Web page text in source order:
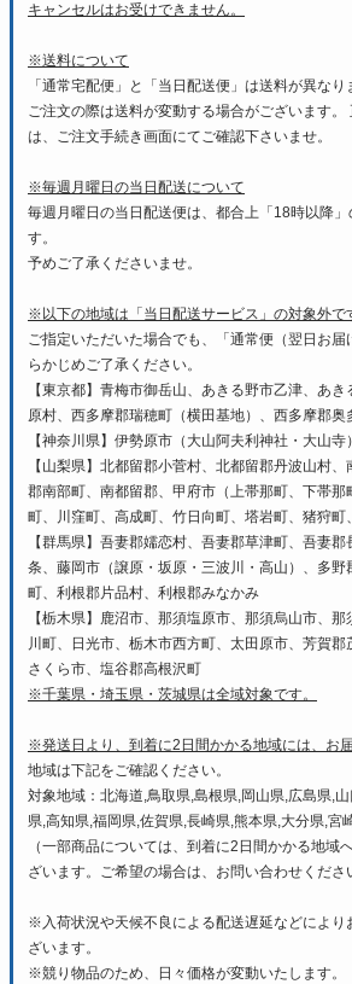
キャンセルはお受けできません。
※送料について
「通常宅配便」と「当日配送便」は送料が異な
ご注文の際は送料が変動する場合がございます。
は、ご注文手続き画面にてご確認下さいませ。
※毎週月曜日の当日配送について
毎週月曜日の当日配送便は、都合上「18時以降」
す。
予めご了承くださいませ。
※以下の地域は「当日配送サービス」の対象外で
ご指定いただいた場合でも、「通常便（翌日お届
らかじめご了承ください。
【東京都】青梅市御岳山、あきる野市乙津、あ
原村、西多摩郡瑞穂町（横田基地）、西多摩郡奥
【神奈川県】伊勢原市（大山阿夫利神社・大山寺）
【山梨県】北都留郡小菅村、北都留郡丹波山村
郡南部町、南都留郡、甲府市（上帯那町、下帯
町、川窪町、高成町、竹日向町、塔岩町、猪狩町
【群馬県】吾妻郡嬬恋村、吾妻郡草津町、吾妻
条、藤岡市（譲原・坂原・三波川・高山）、多野
町、利根郡片品村、利根郡みなかみ
【栃木県】鹿沼市、那須塩原市、那須烏山市、
川町、日光市、栃木市西方町、太田原市、芳賀郡
さくら市、塩谷郡高根沢町
※千葉県・埼玉県・茨城県は全域対象です。
※発送日より、到着に2日間かかる地域には、お届
地域は下記をご確認ください。
対象地域：北海道,鳥取県,島根県,岡山県,広島県,
県,高知県,福岡県,佐賀県,長崎県,熊本県,大分県,宮
（一部商品については、到着に2日間かかる地域
ざいます。ご希望の場合は、お問い合わせくださ
※入荷状況や天候不良による配送遅延などにより
ざいます。
※競り物品のため、日々価格が変動いたします。